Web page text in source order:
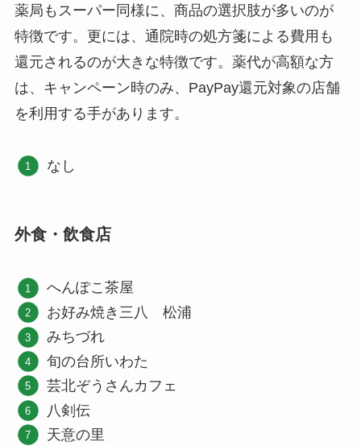
薬局もスーパー同様に、商品の選択肢が多いのが
特徴です。更には、通院時の処方箋による費用も
還元されるのが大きな特徴です。薬代が高額な方
は、キャンペーン時のみ、PayPay還元対象の店舗
を利用する手があります。
なし
外食・飲食店
へんぽこ茶屋
お好み焼き三八 松浦
みちづれ
旬の台所いわた
芸北ぞうさんカフェ
八剣伝
天意の里